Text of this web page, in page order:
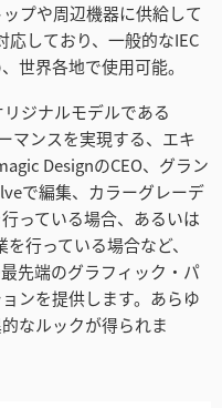
プや周辺機器に供給して
応しており、一般的なIEC
世界各地で使用可能。
ジナルモデルである
マンスを実現する、エキ
DesignのCEO、グラン
で編集、カラーグレーデ
っている場合、あるいは
行っている場合など、
先端のグラフィック・パ
ンを提供します。あらゆ
なルックが得られま